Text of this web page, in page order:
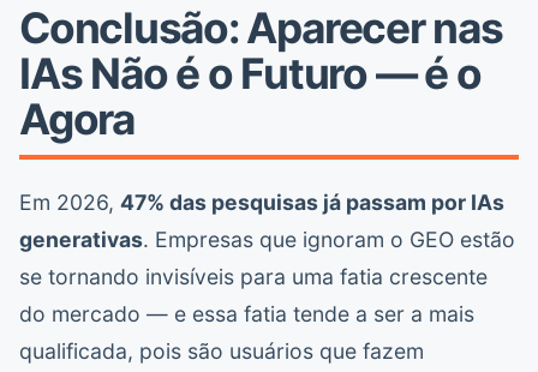
Conclusão: Aparecer nas
IAs Não é o Futuro — é o
Agora
Em 2026, 47% das pesquisas já passam por IAs
generativas. Empresas que ignoram o GEO estão
se tornando invisíveis para uma fatia crescente
do mercado — e essa fatia tende a ser a mais
qualificada, pois são usuários que fazem